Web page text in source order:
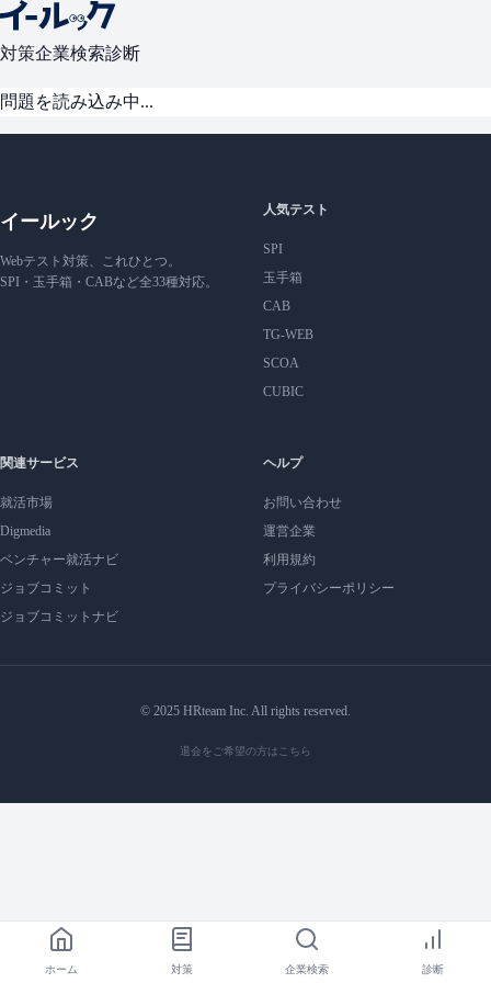
対策企業検索診断
問題を読み込み中...
イールック
Webテスト対策、これひとつ。
SPI・玉手箱・CABなど全33種対応。
人気テスト
SPI
玉手箱
CAB
TG-WEB
SCOA
CUBIC
関連サービス
就活市場
Digmedia
ベンチャー就活ナビ
ジョブコミット
ジョブコミットナビ
ヘルプ
お問い合わせ
運営企業
利用規約
プライバシーポリシー
© 2025 HRteam Inc. All rights reserved.
退会をご希望の方はこちら
ホーム 対策 企業検索 診断